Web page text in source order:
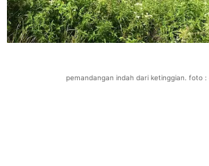
pemandangan indah dari ketinggian. foto :